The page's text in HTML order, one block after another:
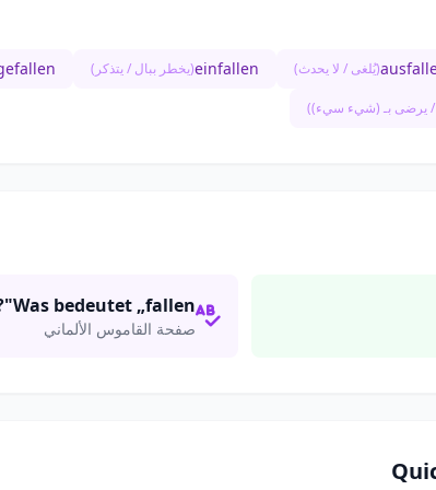
(يُلغى / لا يحدث) einfallen(يخطر ببال / يتذكر)
/ يرضى بـ (شيء سيء))
Was bedeutet „fallen"?
صفحة القاموس الألماني